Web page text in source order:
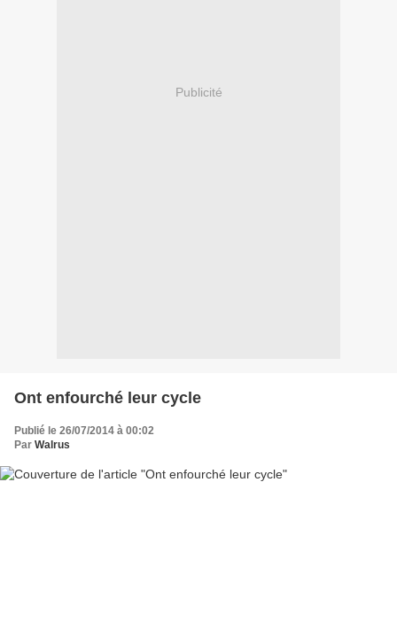
Publicité
Ont enfourché leur cycle
Publié le 26/07/2014 à 00:02
Par Walrus